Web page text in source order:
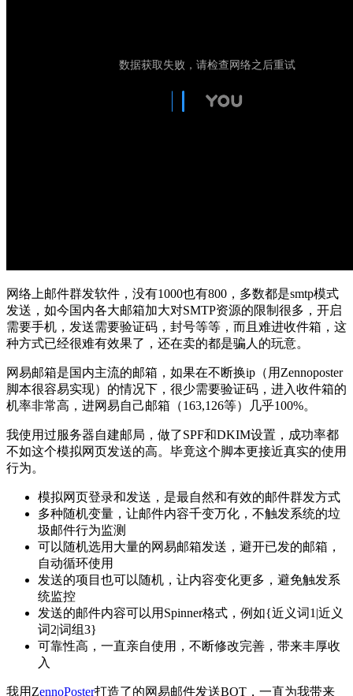
网络上邮件群发软件，没有1000也有800，多数都是smtp模式
发送，如今国内各大邮箱加大对SMTP资源的限制很多，开启
需要手机，发送需要验证码，封号等等，而且难进收件箱，这
种方式已经很难有效果了，还在卖的都是骗人的玩意。
网易邮箱是国内主流的邮箱，如果在不断换ip（用Zennoposter
脚本很容易实现）的情况下，很少需要验证码，进入收件箱的
机率非常高，进网易自己邮箱（163,126等）几乎100%。
我使用过服务器自建邮局，做了SPF和DKIM设置，成功率都
不如这个模拟网页发送的高。毕竟这个脚本更接近真实的使用
行为。
模拟网页登录和发送，是最自然和有效的邮件群发方式
多种随机变量，让邮件内容千变万化，不触发系统的垃
圾邮件行为监测
可以随机选用大量的网易邮箱发送，避开已发的邮箱，
自动循环使用
发送的项目也可以随机，让内容变化更多，避免触发系
统监控
发送的邮件内容可以用Spinner格式，例如{近义词1|近义
词2|词组3}
可靠性高，一直亲自使用，不断修改完善，带来丰厚收
入
我用ZennoPoster打造了的网易邮件发送BOT，一直为我带来